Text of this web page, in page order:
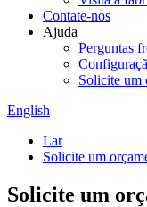
Contate-nos
Ajuda
Perguntas
Solicite um
English
Lar
Solicite um
Solicite um